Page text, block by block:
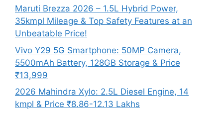
Maruti Brezza 2026 – 1.5L Hybrid Power,
35kmpl Mileage & Top Safety Features at an
Unbeatable Price!
Vivo Y29 5G Smartphone: 50MP Camera,
5500mAh Battery, 128GB Storage & Price
₹13,999
2026 Mahindra Xylo: 2.5L Diesel Engine, 14
kmpl & Price ₹8.86-12.13 Lakhs